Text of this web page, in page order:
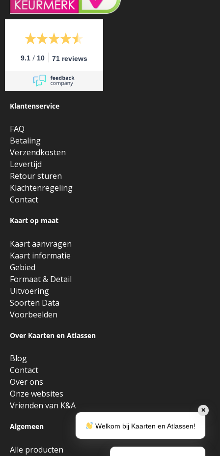
9.1 / 10 71 reviews
Klantenservice
FAQ
Betaling
Verzendkosten
Levertijd
Retour sturen
Klachtenregeling
Contact
Kaart op maat
Kaart aanvragen
Kaart informatie
Gebied
Formaat & Detail
Uitvoering
Soorten Data
Voorbeelden
Over Kaarten en Atlassen
Blog
Contact
Over ons
Onze websites
Vrienden van K&A
Algemeen
Alle producten
✕
Welkom bij Kaarten en Atlassen!